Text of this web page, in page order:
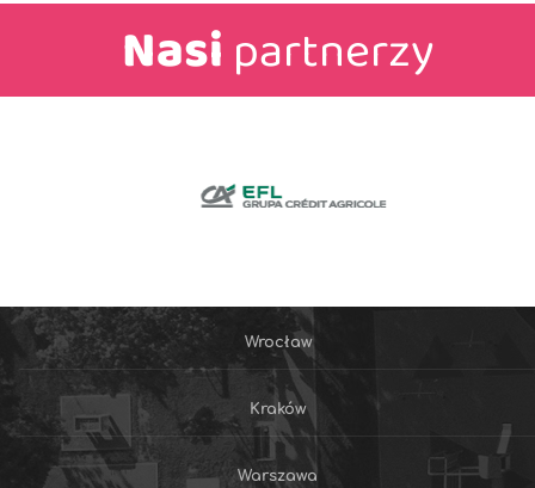
Nasipartnerzy
Wrocław
Kraków
Warszawa